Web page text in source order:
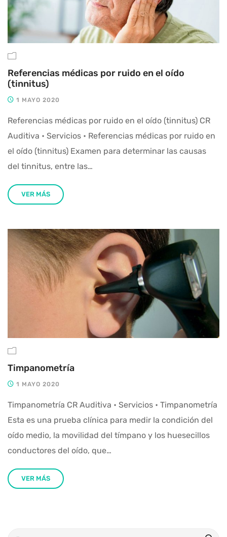
Referencias médicas por ruido en el oído
(tinnitus)
1 MAYO 2020
Referencias médicas por ruido en el oído (tinnitus) CR
Auditiva • Servicios • Referencias médicas por ruido en
el oído (tinnitus) Examen para determinar las causas
del tinnitus, entre las…
VER MÁS
Timpanometría
1 MAYO 2020
Timpanometría CR Auditiva • Servicios • Timpanometría
Esta es una prueba clínica para medir la condición del
oído medio, la movilidad del tímpano y los huesecillos
conductores del oído, que…
VER MÁS